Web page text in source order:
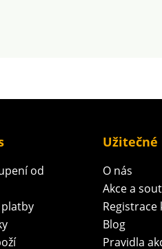
od
O nás
Akce a
Registrace
Blog
Pravidla